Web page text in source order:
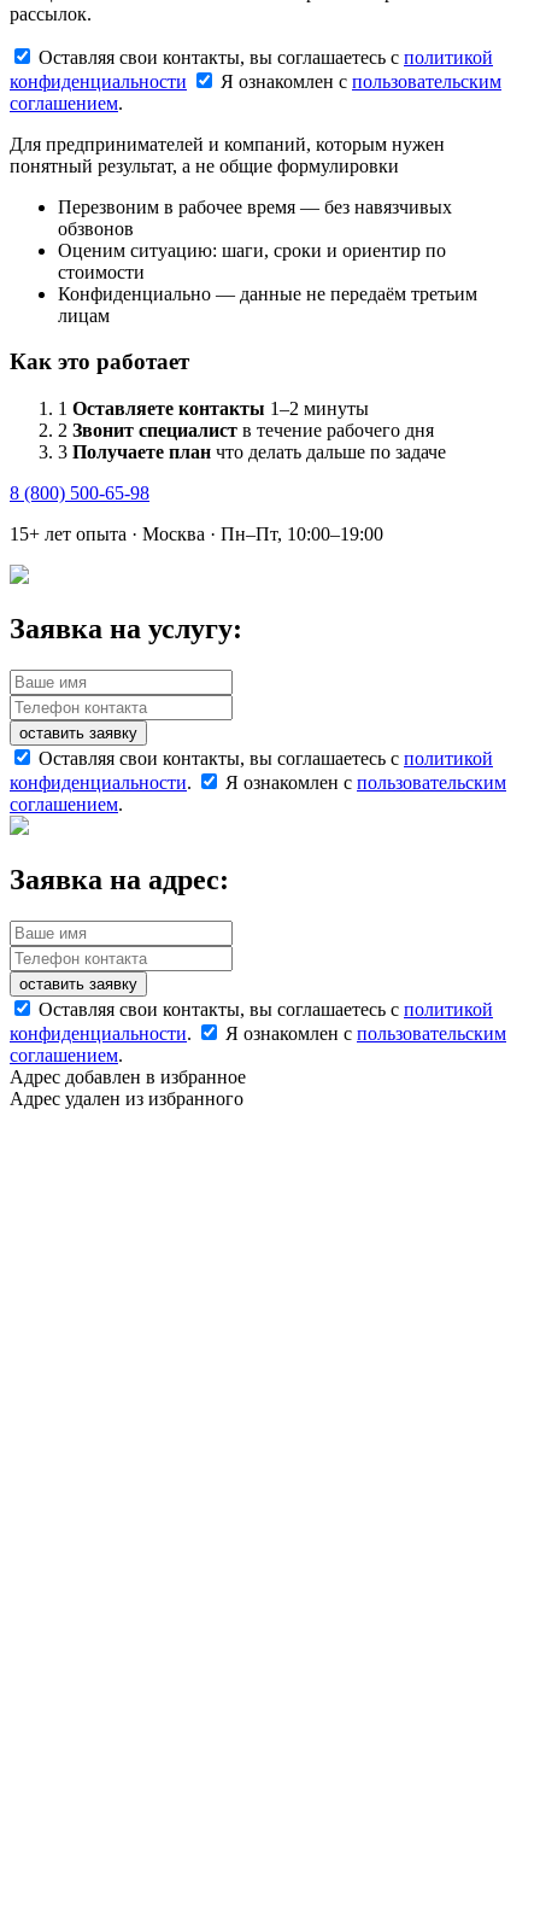
рассылок.
Оставляя свои контакты, вы соглашаетесь с политикой
конфиденциальности
Я ознакомлен с пользовательским
соглашением.
Для предпринимателей и компаний, которым нужен
понятный результат, а не общие формулировки
Перезвоним в рабочее время — без навязчивых
обзвонов
Оценим ситуацию: шаги, сроки и ориентир по
стоимости
Конфиденциально — данные не передаём третьим
лицам
Как это работает
1 Оставляете контакты 1–2 минуты
2 Звонит специалист в течение рабочего дня
3 Получаете план что делать дальше по задаче
8 (800) 500-65-98
15+ лет опыта · Москва · Пн–Пт, 10:00–19:00
Заявка на услугу:
оставить заявку
Оставляя свои контакты, вы соглашаетесь с политикой
конфиденциальности. Я ознакомлен с пользовательским
соглашением.
Заявка на адрес:
оставить заявку
Оставляя свои контакты, вы соглашаетесь с политикой
конфиденциальности. Я ознакомлен с пользовательским
соглашением.
Адрес добавлен в избранное
Адрес удален из избранного